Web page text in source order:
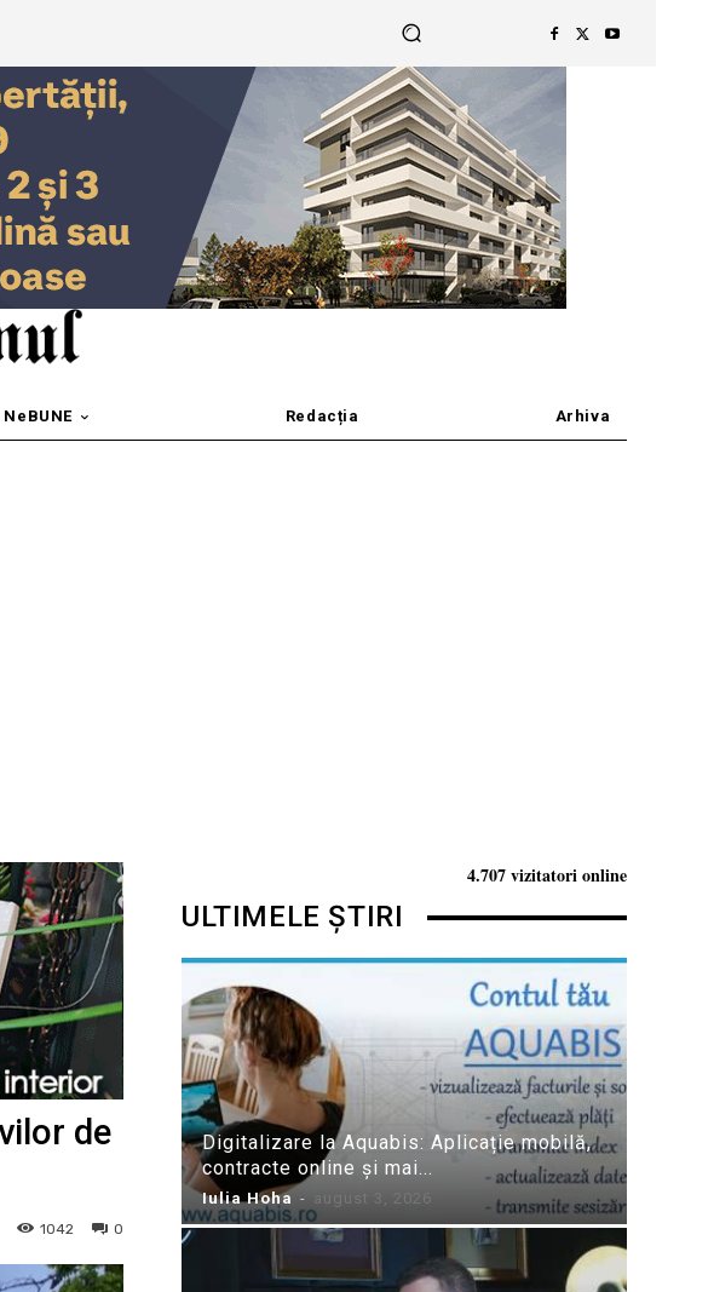
Redacția Arhiva
de
0
1042
4.707 vizitatori online
ULTIMELE ȘTIRI
Digitalizare la Aquabis: Aplicație mobilă,
contracte online și mai...
Iulia Hoha - august 3, 2026